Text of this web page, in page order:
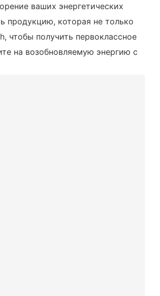
ваших энергетических
продукцию, которая не только
чтобы получить первоклассное
на возобновляемую энергию с